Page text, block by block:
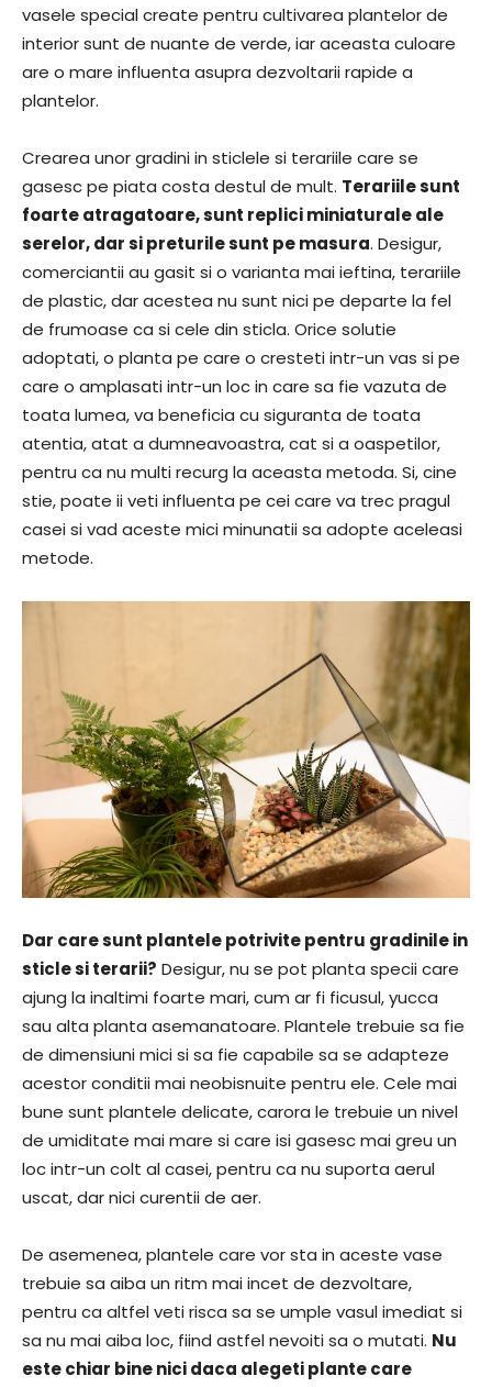
vasele special create pentru cultivarea plantelor de
interior sunt de nuante de verde, iar aceasta culoare
are o mare influenta asupra dezvoltarii rapide a
plantelor.
Crearea unor gradini in sticlele si terariile care se
gasesc pe piata costa destul de mult. Terariile sunt
foarte atragatoare, sunt replici miniaturale ale
serelor, dar si preturile sunt pe masura. Desigur,
comerciantii au gasit si o varianta mai ieftina, terariile
de plastic, dar acestea nu sunt nici pe departe la fel
de frumoase ca si cele din sticla. Orice solutie
adoptati, o planta pe care o cresteti intr-un vas si pe
care o amplasati intr-un loc in care sa fie vazuta de
toata lumea, va beneficia cu siguranta de toata
atentia, atat a dumneavoastra, cat si a oaspetilor,
pentru ca nu multi recurg la aceasta metoda. Si, cine
stie, poate ii veti influenta pe cei care va trec pragul
casei si vad aceste mici minunatii sa adopte aceleasi
metode.
Dar care sunt plantele potrivite pentru gradinile in
sticle si terarii? Desigur, nu se pot planta specii care
ajung la inaltimi foarte mari, cum ar fi ficusul, yucca
sau alta planta asemanatoare. Plantele trebuie sa fie
de dimensiuni mici si sa fie capabile sa se adapteze
acestor conditii mai neobisnuite pentru ele. Cele mai
bune sunt plantele delicate, carora le trebuie un nivel
de umiditate mai mare si care isi gasesc mai greu un
loc intr-un colt al casei, pentru ca nu suporta aerul
uscat, dar nici curentii de aer.
De asemenea, plantele care vor sta in aceste vase
trebuie sa aiba un ritm mai incet de dezvoltare,
pentru ca altfel veti risca sa se umple vasul imediat si
sa nu mai aiba loc, fiind astfel nevoiti sa o mutati. Nu
este chiar bine nici daca alegeti plante care